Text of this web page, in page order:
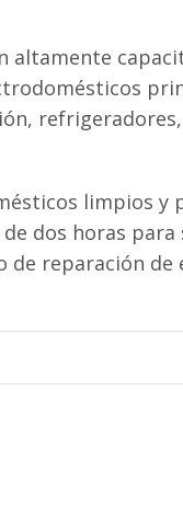
altamente
limpios y
dos horas para
de reparación